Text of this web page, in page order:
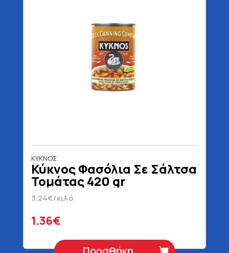
ΚΥΚΝΟΣ
Κύκνος Φασόλια Σε Σάλτσα
Τομάτας 420 gr
3.24€/κιλό
1.36€